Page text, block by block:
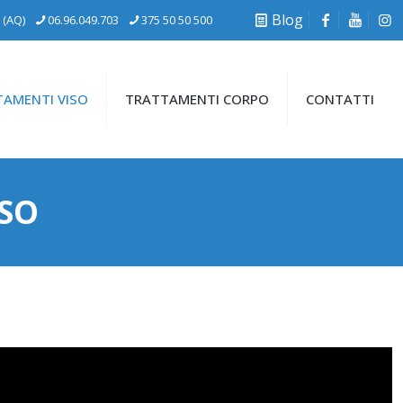
06.96.049.703 375 50 50 500 Blog
VISO TRATTAMENTI CORPO CONTATTI